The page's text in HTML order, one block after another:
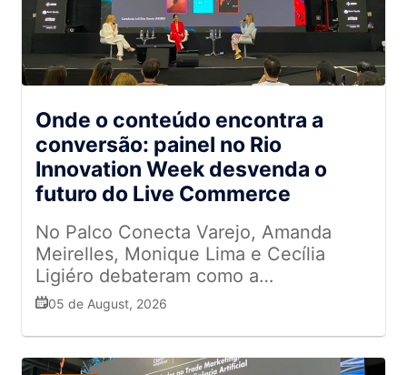
Onde o conteúdo encontra a
conversão: painel no Rio
Innovation Week desvenda o
futuro do Live Commerce
No Palco Conecta Varejo, Amanda
Meirelles, Monique Lima e Cecília
Ligiéro debateram como a
interatividade, a autenticidade e a
ambiente digital estão redefinindo a
jornada de compra
05 de August, 2026